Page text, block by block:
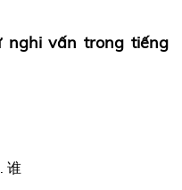
nghi vấn trong tiếng
谁